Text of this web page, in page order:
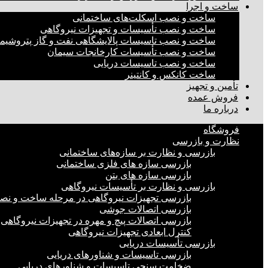
ساخت و اجرا
ساخت و نصب اسکلت‌های ساختمانی
ساخت و نصب تأسیسات و تجهیزات نیروگاهی
ساخت و نصب تاسیسات پالایشگاهی نفت و گاز
ساخت و نصب تأسیسات کارخانجات سیمان
ساخت و نصب تاسیسات دریایی
ساخت کانکس و کانتینر
تأمین و تجهیز
فروش عمده
درباره ما
فروشگاه
نظارت و بازرسی
بازرسی و نظارت بر سازه‌های ساختمانی
بازرسی سازه های فلزی ساختمانی
بازرسی سازه های بتن
بازرسی و نظارت بر تأسیسات نیروگاهی
بازرسی تجهیزات نیروگاهی در مرحله ساخت و
بازرسی اتصالات جوشی
بازرسی اتصالات پیچ و مهره در تجهیزات نیروگاهی
کنترل ابعادی تجهیزات نیروگاهی
بازرسی تأسیسات دریایی
بازرسی تاسیسات و شناورهای دریایی
ضخامت سنجی تاسیسات و شناورهای دریایی